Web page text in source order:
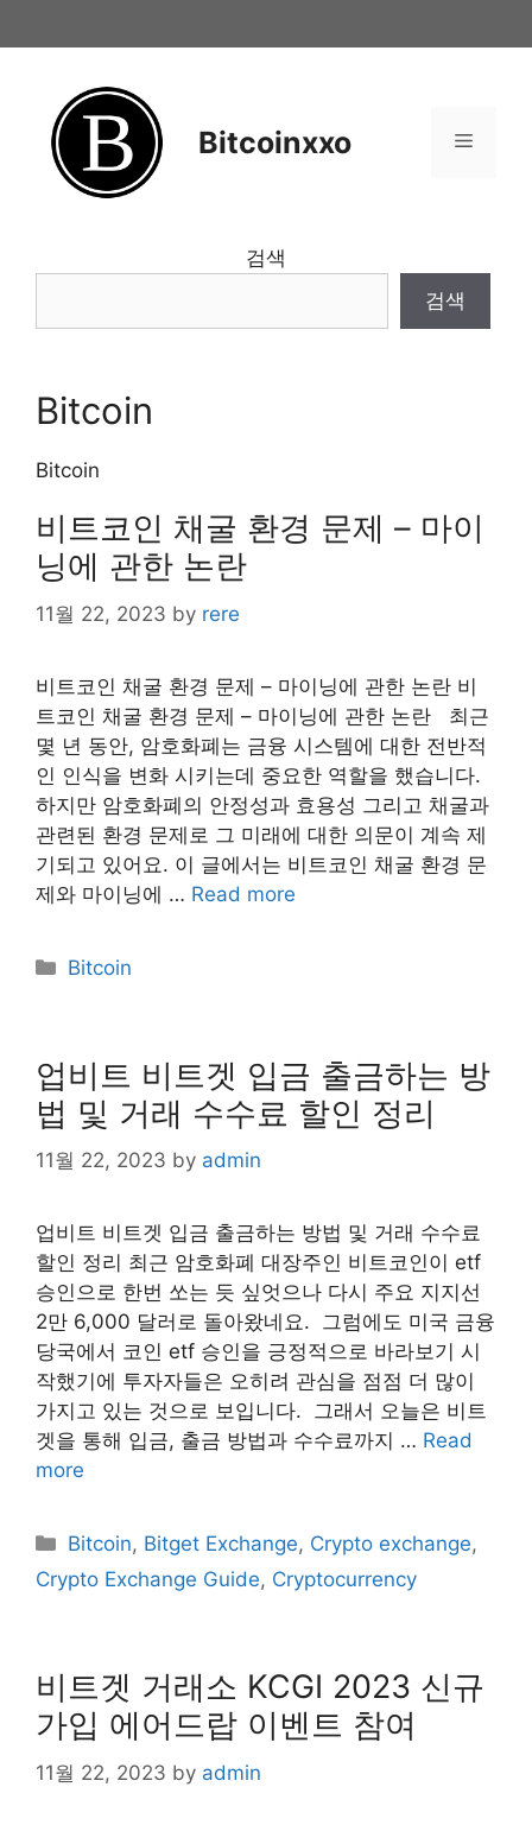
to
Bitcoinxxo Menu
검색
검색
Bitcoin
Bitcoin
비트코인 채굴 환경 문제 – 마이
닝에 관한 논란
11월 22, 2023 by rere
비트코인 채굴 환경 문제 – 마이닝에 관한 논란 ​비
트코인 채굴 환경 문제 – 마이닝에 관한 논란 최근
몇 년 동안, 암호화폐는 금융 시스템에 대한 전반적
인 인식을 변화 시키는데 중요한 역할을 했습니다.
하지만 암호화폐의 안정성과 효용성 그리고 채굴과
관련된 환경 문제로 그 미래에 대한 의문이 계속 제
기되고 있어요. 이 글에서는 비트코인 채굴 환경 문
제와 마이닝에 … Read more
Categories
Bitcoin
업비트 비트겟 입금 출금하는 방
법 및 거래 수수료 할인 정리
11월 22, 2023 by admin
업비트 비트겟 입금 출금하는 방법 및 거래 수수료
할인 정리 최근 암호화폐 대장주인 비트코인이 etf
승인으로 한번 쏘는 듯 싶엇으나 다시 주요 지지선
2만 6,000 달러로 돌아왔네요. ​ 그럼에도 미국 금융
당국에서 코인 etf 승인을 긍정적으로 바라보기 시
작했기에 투자자들은 오히려 관심을 점점 더 많이
가지고 있는 것으로 보입니다. ​ 그래서 오늘은 비트
겟을 통해 입금, 출금 방법과 수수료까지 … Read
more
Categories
Bitcoin, Bitget Exchange, Crypto exchange,
Crypto Exchange Guide, Cryptocurrency
비트겟 거래소 KCGI 2023 신규
가입 에어드랍 이벤트 참여
11월 22, 2023 by admin